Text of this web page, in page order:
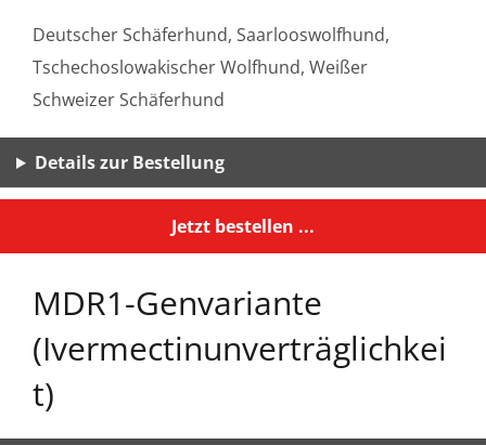
Deutscher Schäferhund, Saarlooswolfhund,
Tschechoslowakischer Wolfhund, Weißer
Schweizer Schäferhund
Details zur Bestellung
Jetzt bestellen ...
MDR1-Genvariante
(Ivermectinunverträglichkei
t)